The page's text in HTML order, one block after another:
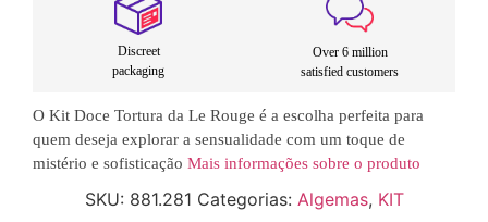
Discreet
packaging
Over 6 million
satisfied customers
O Kit Doce Tortura da Le Rouge é a escolha perfeita para
quem deseja explorar a sensualidade com um toque de
mistério e sofisticação Mais informações sobre o produto
SKU: 881.281 Categorias: Algemas, KIT